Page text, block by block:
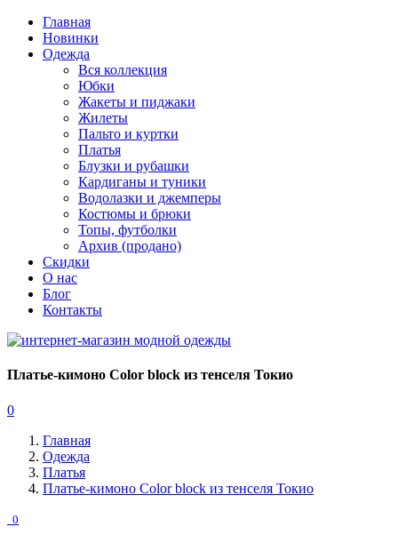
Главная
Новинки
Одежда
Вся коллекция
Юбки
Жакеты и пиджаки
Жилеты
Пальто и куртки
Платья
Блузки и рубашки
Кардиганы и туники
Водолазки и джемперы
Костюмы и брюки
Топы, футболки
Архив (продано)
Скидки
О нас
Блог
Контакты
Платье-кимоно Color block из тенселя Токио
0
Главная
Одежда
Платья
Платье-кимоно Color block из тенселя Токио
0